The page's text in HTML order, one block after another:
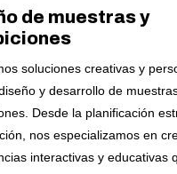
de muestras y
soluciones creativas y
y desarrollo de
Desde la planificación
nos especializamos en
interactivas y educativas